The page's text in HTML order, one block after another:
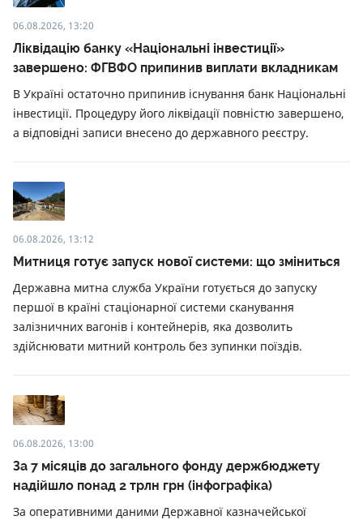
06.08.2026, 13:20
Ліквідацію банку «Національні інвестиції»
завершено: ФГВФО припинив виплати вкладникам
В Україні остаточно припинив існування банк Національні
інвестиції. Процедуру його ліквідації повністю завершено,
а відповідні записи внесено до державного реєстру.
06.08.2026, 13:12
Митниця готує запуск нової системи: що зміниться
Державна митна служба України готується до запуску
першої в країні стаціонарної системи сканування
залізничних вагонів і контейнерів, яка дозволить
здійснювати митний контроль без зупинки поїздів.
06.08.2026, 13:00
За 7 місяців до загального фонду держбюджету
надійшло понад 2 трлн грн (інфографіка)
За оперативними даними Державної казначейської